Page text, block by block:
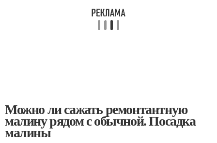
Можно ли сажать ремонтантную
малину рядом с обычной. Посадка
малины